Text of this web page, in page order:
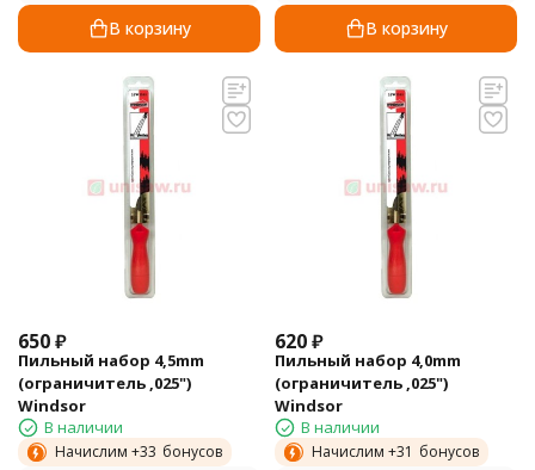
В корзину В корзину
650₽
Пильный набор 4,5mm
(ограничитель ,025")
Windsor
В наличии
Начислим +33 бонусов
620₽
Пильный набор 4,0mm
(ограничитель ,025")
Windsor
В наличии
Начислим +31 бонусов